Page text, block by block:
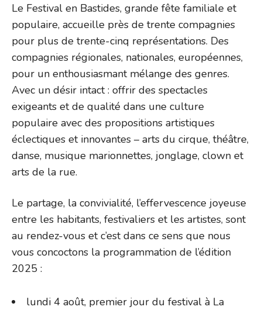
Le Festival en Bastides, grande fête familiale et
populaire, accueille près de trente compagnies
pour plus de trente-cinq représentations. Des
compagnies régionales, nationales, européennes,
pour un enthousiasmant mélange des genres.
Avec un désir intact : offrir des spectacles
exigeants et de qualité dans une culture
populaire avec des propositions artistiques
éclectiques et innovantes – arts du cirque, théâtre,
danse, musique marionnettes, jonglage, clown et
arts de la rue.
Le partage, la convivialité, l’effervescence joyeuse
entre les habitants, festivaliers et les artistes, sont
au rendez-vous et c’est dans ce sens que nous
vous concoctons la programmation de l’édition
2025 :
lundi 4 août, premier jour du festival à La